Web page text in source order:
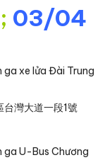
03/04
ga xe lửa Đài Trung
台灣大道一段1號
ga U-Bus Chương